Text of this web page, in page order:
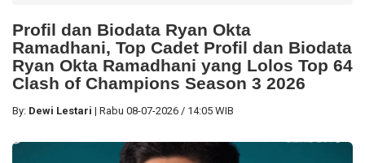
Profil dan Biodata Ryan Okta
Ramadhani, Top Cadet Profil dan Biodata
Ryan Okta Ramadhani yang Lolos Top 64
Clash of Champions Season 3 2026
By: Dewi Lestari | Rabu 08-07-2026 / 14:05 WIB